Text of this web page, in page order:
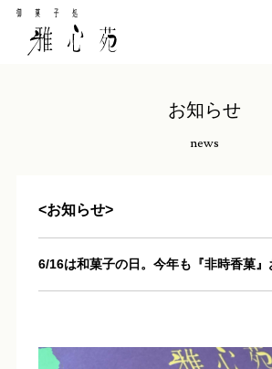
お知らせ
news
<お知らせ>
6/16は和菓子の日。今年も『非時香菓